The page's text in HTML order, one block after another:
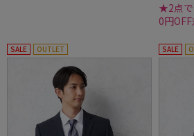
★2点で
0円
SALE OUTLET SALE